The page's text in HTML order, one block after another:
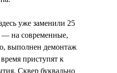
уже заменили 25
— на современные,
выполнен демонтаж
приступят к
Сквер буквально